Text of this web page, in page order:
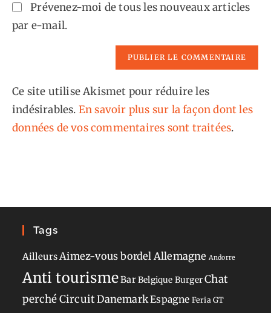
Prévenez-moi de tous les nouveaux articles
par e-mail.
Ce site utilise Akismet pour réduire les
indésirables. En savoir plus sur la façon dont les
données de vos commentaires sont traitées.
Tags
Ailleurs Aimez-vous bordel Allemagne Andorre
Anti tourismeBarBelgique BurgerChat
perchéCircuitDanemarkEspagne Feria GT